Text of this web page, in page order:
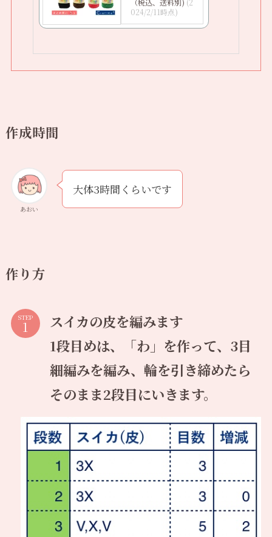
（税込、送料別) (2
024/2/11時点)
作成時間
あおい
大体3時間くらいです
作り方
STEP
スイカの皮を編みます
1段目めは、「わ」を作って、3目
細編みを編み、輪を引き締めたら
そのまま2段目にいきます。